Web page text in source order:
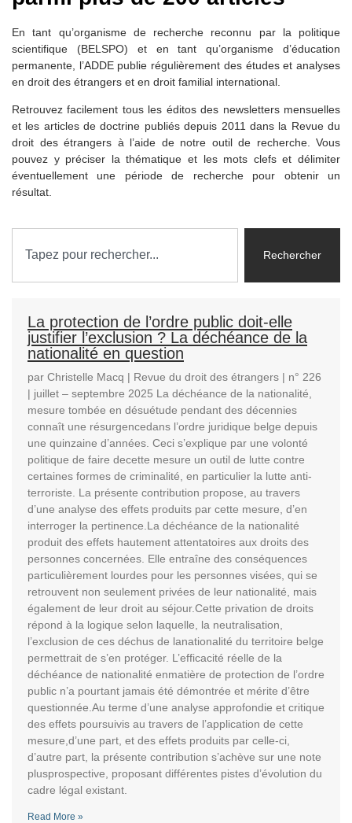
En tant qu’organisme de recherche reconnu par la politique
scientifique (BELSPO) et en tant qu’organisme d’éducation
permanente,
l’ADDE publie régulièrement des études et analyses
en droit des étrangers et en droit familial international.
Retrouvez facilement tous les éditos des newsletters mensuelles
et les articles de doctrine publiés depuis 2011 dans la Revue du
droit des étrangers à l’aide de notre outil de recherche. Vous
pouvez y préciser la thématique et les mots clefs et délimiter
éventuellement une période de recherche pour obtenir un
résultat.
Rechercher
La protection de l’ordre public doit-elle
justifier l’exclusion ? La déchéance de la
nationalité en question
par Christelle Macq | Revue du droit des étrangers | n° 226
| juillet – septembre 2025 La déchéance de la nationalité,
mesure tombée en désuétude pendant des décennies
connaît une résurgencedans l’ordre juridique belge depuis
une quinzaine d’années. Ceci s’explique par une volonté
politique de faire decette mesure un outil de lutte contre
certaines formes de criminalité, en particulier la lutte anti-
terroriste. La présente contribution propose, au travers
d’une analyse des effets produits par cette mesure, d’en
interroger la pertinence.La déchéance de la nationalité
produit des effets hautement attentatoires aux droits des
personnes concernées. Elle entraîne des conséquences
particulièrement lourdes pour les personnes visées, qui se
retrouvent non seulement privées de leur nationalité, mais
également de leur droit au séjour.Cette privation de droits
répond à la logique selon laquelle, la neutralisation,
l’exclusion de ces déchus de lanationalité du territoire belge
permettrait de s’en protéger. L’efficacité réelle de la
déchéance de nationalité enmatière de protection de l’ordre
public n’a pourtant jamais été démontrée et mérite d’être
questionnée.Au terme d’une analyse approfondie et critique
des effets poursuivis au travers de l’application de cette
mesure,d’une part, et des effets produits par celle-ci,
d’autre part, la présente contribution s’achève sur une note
plusprospective, proposant différentes pistes d’évolution du
cadre légal existant.
Read More »